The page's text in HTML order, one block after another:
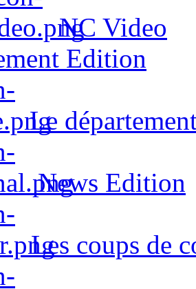
NC Video
Edition
Le
News Edition
Les coups de